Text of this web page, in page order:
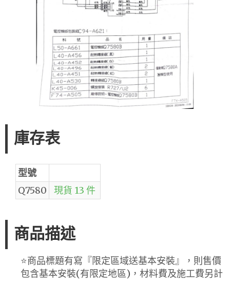
庫存表
型號
Q7580
現貨 13 件
商品描述
⭐️商品標題有寫『限定區域送基本安裝』，則售價
包含基本安裝(有限定地區)，材料費及施工費另計